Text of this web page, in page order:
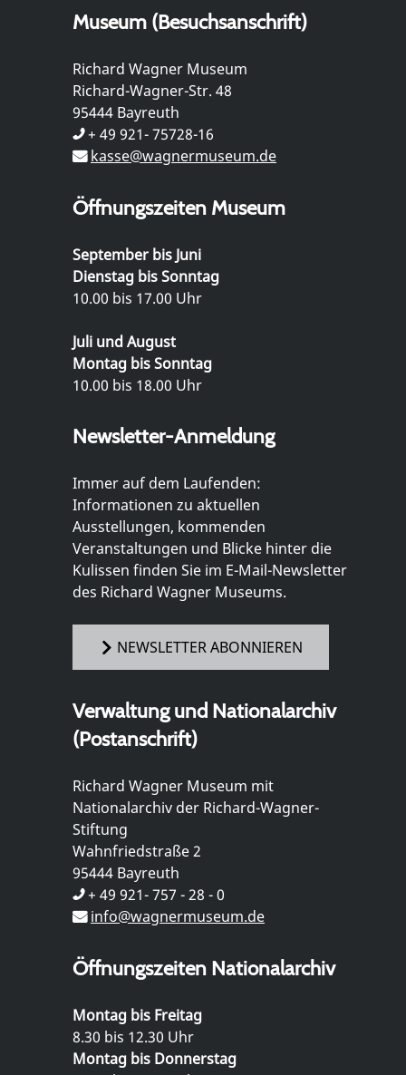
Museum (Besuchsanschrift)
Richard Wagner Museum
Richard-Wagner-Str. 48
95444 Bayreuth
+ 49 921- 75728-16
kasse@wagnermuseum.de
Öffnungszeiten Museum
September bis Juni
Dienstag bis Sonntag
10.00 bis 17.00 Uhr
Juli und August
Montag bis Sonntag
10.00 bis 18.00 Uhr
Newsletter-Anmeldung
Immer auf dem Laufenden:
Informationen zu aktuellen
Ausstellungen, kommenden
Veranstaltungen und Blicke hinter die
Kulissen finden Sie im E-Mail-Newsletter
des Richard Wagner Museums.
NEWSLETTER ABONNIEREN
Verwaltung und Nationalarchiv
(Postanschrift)
Richard Wagner Museum mit
Nationalarchiv der Richard-Wagner-
Stiftung
Wahnfriedstraße 2
95444 Bayreuth
+ 49 921- 757 - 28 - 0
info@wagnermuseum.de
Öffnungszeiten Nationalarchiv
Montag bis Freitag
8.30 bis 12.30 Uhr
Montag bis Donnerstag